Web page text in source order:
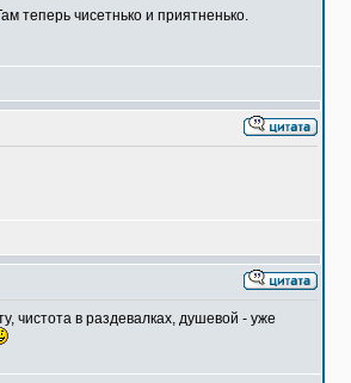
теперь чисетнько и приятненько.
в раздевалках, душевой - уже